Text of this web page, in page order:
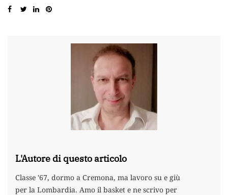
L'Autore di questo articolo
Classe '67, dormo a Cremona, ma lavoro su e giù
per la Lombardia. Amo il basket e ne scrivo per